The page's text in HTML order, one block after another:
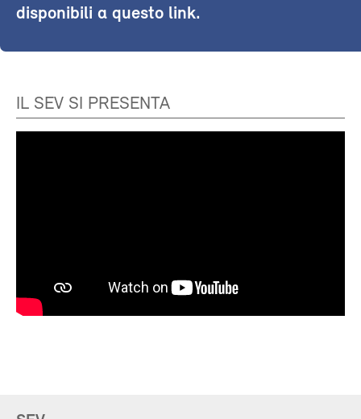
disponibili a questo link.
IL SEV SI PRESENTA